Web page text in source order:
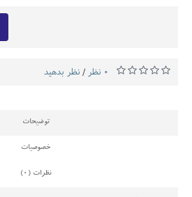
0 نظر / نظر بدهید
توضیحات
خصوصیات
نظرات (0)